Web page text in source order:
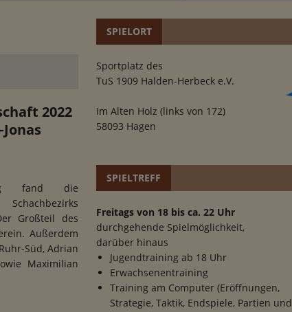
2022
fand die
Großteil des
Außerdem
Süd, Adrian
Maximilian
SPIELORT
Sportplatz des
TuS 1909 Halden-Herbeck e.V.
Im Alten Holz (links von 172)
58093 Hagen
SPIELTREFF
Freitags von 18 bis ca. 22 Uhr
durchgehende Spielmöglichkeit,
darüber hinaus
Jugendtraining ab 18 Uhr
Erwachsenentraining
Training am Computer (Eröffnungen,
Strategie, Taktik, Endspiele, Partien und